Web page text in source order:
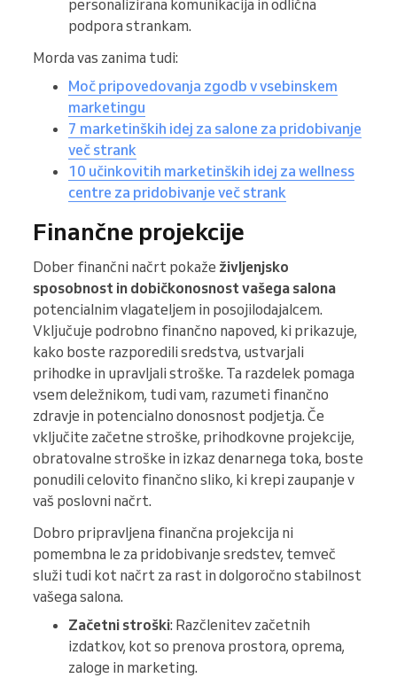
personalizirana komunikacija in odlična
podpora strankam.
Morda vas zanima tudi:
Moč pripovedovanja zgodb v vsebinskem
marketingu
7 marketinških idej za salone za pridobivanje
več strank
10 učinkovitih marketinških idej za wellness
centre za pridobivanje več strank
Finančne projekcije
Dober finančni načrt pokaže življenjsko
sposobnost in dobičkonosnost vašega salona
potencialnim vlagateljem in posojilodajalcem.
Vključuje podrobno finančno napoved, ki prikazuje,
kako boste razporedili sredstva, ustvarjali
prihodke in upravljali stroške. Ta razdelek pomaga
vsem deležnikom, tudi vam, razumeti finančno
zdravje in potencialno donosnost podjetja. Če
vključite začetne stroške, prihodkovne projekcije,
obratovalne stroške in izkaz denarnega toka, boste
ponudili celovito finančno sliko, ki krepi zaupanje v
vaš poslovni načrt.
Dobro pripravljena finančna projekcija ni
pomembna le za pridobivanje sredstev, temveč
služi tudi kot načrt za rast in dolgoročno stabilnost
vašega salona.
Začetni stroški: Razčlenitev začetnih
izdatkov, kot so prenova prostora, oprema,
zaloge in marketing.